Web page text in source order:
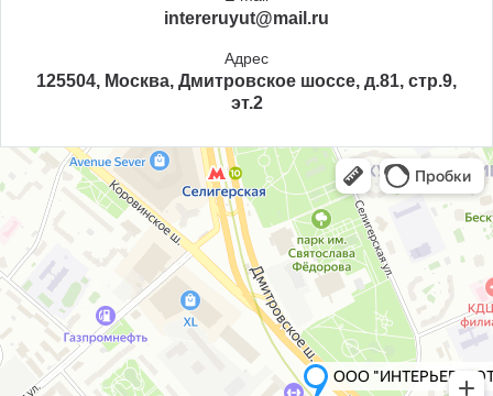
intereruyut@mail.ru
Адрес
125504, Москва, Дмитровское шоссе, д.81, стр.9,
эт.2